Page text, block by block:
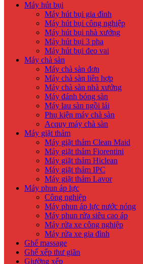
Máy hút bụi
Máy hút bụi gia đình
Máy hút bụi công nghiệp
Máy hút bụi nhà xưởng
Máy hút bụi 3 pha
Máy hút bụi đeo vai
Máy chà sàn
Máy chà sàn đơn
Máy chà sàn liên hợp
Máy chà sàn nhà xưởng
Máy đánh bóng sàn
Máy lau sàn ngồi lái
Phụ kiện máy chà sàn
Acquy máy chà sàn
Máy giặt thảm
Máy giặt thảm Clean Maid
Máy giặt thảm Fiorentini
Máy giặt thảm Hiclean
Máy giặt thảm IPC
Máy giặt thảm Lavor
Máy phun áp lực
Công nghiệp
Máy phun áp lực nước nóng
Máy phun rửa siêu cao áp
Máy rửa xe công nghiệp
Máy rửa xe gia đình
Ghế massage
Ghế xếp thư giãn
Giường xếp